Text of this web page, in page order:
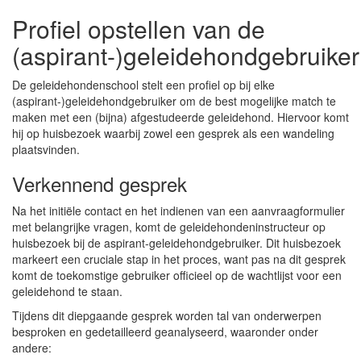
Profiel opstellen van de
(aspirant-)geleidehondgebruiker
De geleidehondenschool stelt een profiel op bij elke
(aspirant-)geleidehondgebruiker om de best mogelijke match te
maken met een (bijna) afgestudeerde geleidehond. Hiervoor komt
hij op huisbezoek waarbij zowel een gesprek als een wandeling
plaatsvinden.
Verkennend gesprek
Na het initiële contact en het indienen van een aanvraagformulier
met belangrijke vragen, komt de geleidehondeninstructeur op
huisbezoek bij de aspirant-geleidehondgebruiker. Dit huisbezoek
markeert een cruciale stap in het proces, want pas na dit gesprek
komt de toekomstige gebruiker officieel op de wachtlijst voor een
geleidehond te staan.
Tijdens dit diepgaande gesprek worden tal van onderwerpen
besproken en gedetailleerd geanalyseerd, waaronder onder
andere: